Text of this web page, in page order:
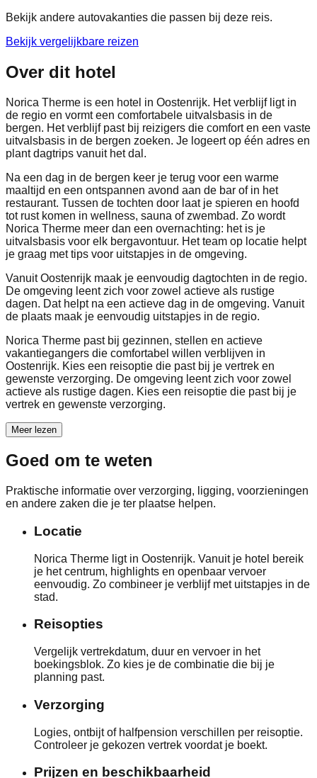
Bekijk andere autovakanties die passen bij deze reis.
Bekijk vergelijkbare reizen
Over dit hotel
Norica Therme is een hotel in Oostenrijk. Het verblijf ligt in
de regio en vormt een comfortabele uitvalsbasis in de
bergen. Het verblijf past bij reizigers die comfort en een vaste
uitvalsbasis in de bergen zoeken. Je logeert op één adres en
plant dagtrips vanuit het dal.
Na een dag in de bergen keer je terug voor een warme
maaltijd en een ontspannen avond aan de bar of in het
restaurant. Tussen de tochten door laat je spieren en hoofd
tot rust komen in wellness, sauna of zwembad. Zo wordt
Norica Therme meer dan een overnachting: het is je
uitvalsbasis voor elk bergavontuur. Het team op locatie helpt
je graag met tips voor uitstapjes in de omgeving.
Vanuit Oostenrijk maak je eenvoudig dagtochten in de regio.
De omgeving leent zich voor zowel actieve als rustige
dagen. Dat helpt na een actieve dag in de omgeving. Vanuit
de plaats maak je eenvoudig uitstapjes in de regio.
Norica Therme past bij gezinnen, stellen en actieve
vakantiegangers die comfortabel willen verblijven in
Oostenrijk. Kies een reisoptie die past bij je vertrek en
gewenste verzorging. De omgeving leent zich voor zowel
actieve als rustige dagen. Kies een reisoptie die past bij je
vertrek en gewenste verzorging.
Meer lezen
Goed om te weten
Praktische informatie over verzorging, ligging, voorzieningen
en andere zaken die je ter plaatse helpen.
Locatie
Norica Therme ligt in Oostenrijk. Vanuit je hotel bereik
je het centrum, highlights en openbaar vervoer
eenvoudig. Zo combineer je verblijf met uitstapjes in de
stad.
Reisopties
Vergelijk vertrekdatum, duur en vervoer in het
boekingsblok. Zo kies je de combinatie die bij je
planning past.
Verzorging
Logies, ontbijt of halfpension verschillen per reisoptie.
Controleer je gekozen vertrek voordat je boekt.
Prijzen en beschikbaarheid